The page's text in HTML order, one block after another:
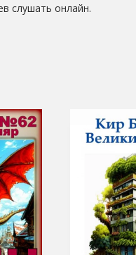
слушать онлайн.